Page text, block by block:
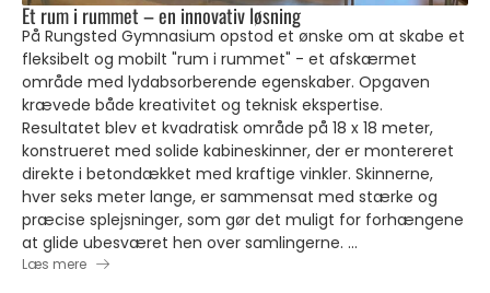
Et rum i rummet – en innovativ løsning
På Rungsted Gymnasium opstod et ønske om at skabe et
fleksibelt og mobilt "rum i rummet" - et afskærmet
område med lydabsorberende egenskaber. Opgaven
krævede både kreativitet og teknisk ekspertise.
Resultatet blev et kvadratisk område på 18 x 18 meter,
konstrueret med solide kabineskinner, der er montereret
direkte i betondækket med kraftige vinkler. Skinnerne,
hver seks meter lange, er sammensat med stærke og
præcise splejsninger, som gør det muligt for forhængene
at glide ubesværet hen over samlingerne. ...
Læs mere